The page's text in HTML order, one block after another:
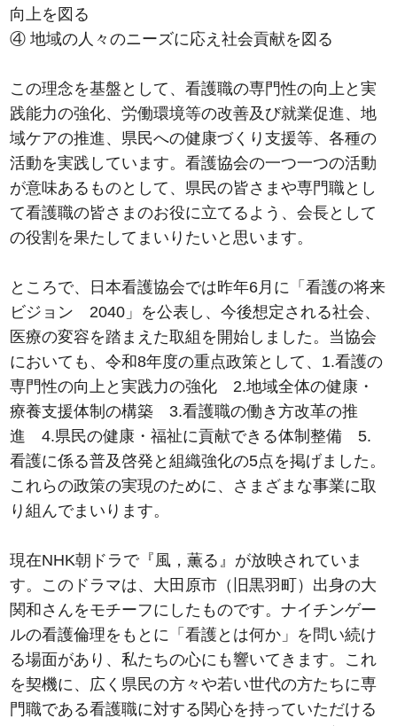
向上を図る
④ 地域の人々のニーズに応え社会貢献を図る
この理念を基盤として、看護職の専門性の向上と実
践能力の強化、労働環境等の改善及び就業促進、地
域ケアの推進、県民への健康づくり支援等、各種の
活動を実践しています。看護協会の一つ一つの活動
が意味あるものとして、県民の皆さまや専門職とし
て看護職の皆さまのお役に立てるよう、会長として
の役割を果たしてまいりたいと思います。
ところで、日本看護協会では昨年6月に「看護の将来
ビジョン 2040」を公表し、今後想定される社会、
医療の変容を踏まえた取組を開始しました。当協会
においても、令和8年度の重点政策として、1.看護の
専門性の向上と実践力の強化 2.地域全体の健康・
療養支援体制の構築 3.看護職の働き方改革の推
進 4.県民の健康・福祉に貢献できる体制整備 5.
看護に係る普及啓発と組織強化の5点を掲げました。
これらの政策の実現のために、さまざまな事業に取
り組んでまいります。
現在NHK朝ドラで『風，薫る』が放映されていま
す。このドラマは、大田原市（旧黒羽町）出身の大
関和さんをモチーフにしたものです。ナイチンゲー
ルの看護倫理をもとに「看護とは何か」を問い続け
る場面があり、私たちの心にも響いてきます。これ
を契機に、広く県民の方々や若い世代の方たちに専
門職である看護職に対する関心を持っていただける